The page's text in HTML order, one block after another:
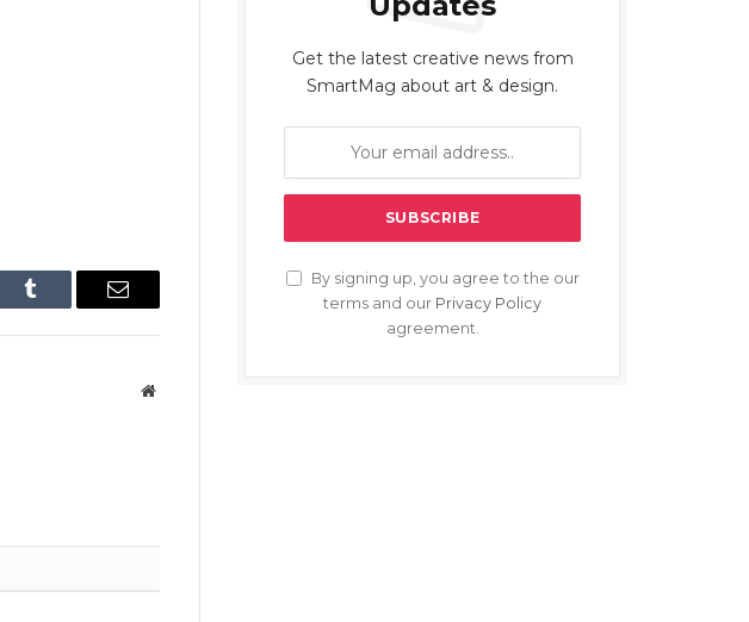
Tumblr Email
Website
Get the latest creative news from
SmartMag about art & design.
By signing up, you agree to the our
terms and our Privacy Policy
agreement.